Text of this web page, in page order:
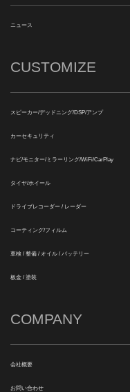
ニュース
CUSTOMIZE
スピーカー/デッドニング/DSP/アンプ
カーセキュリティ
ナビ/モニター/ミラーリング/WiFi/CarPlay
タイヤ/ホイール
ドライブレコーダー / レーダー
コーティング/フィルム
車検 / 整備 / オイル / バッテリー
板金 / 塗装
COMPANY
会社概要
お問い合わせ